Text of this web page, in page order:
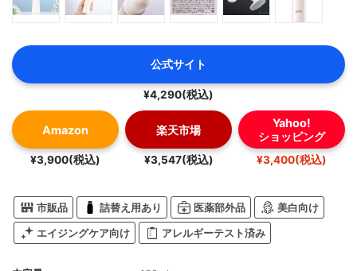
公式サイト
¥4,290(税込)
Amazon
¥3,900(税込)
楽天市場
¥3,547(税込)
Yahoo!
ショッピング
¥3,400(税込)
市販品 詰替え用あり 医薬部外品 美白向け
エイジングケア向け アレルギーテスト済み